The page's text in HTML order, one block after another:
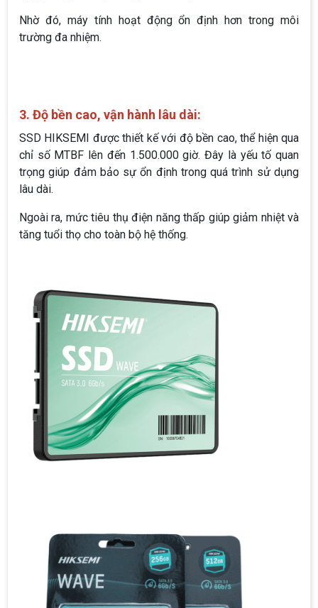
Nhờ đó, máy tính hoạt động ổn định hơn trong môi
trường đa nhiệm.
3. Độ bền cao, vận hành lâu dài:
SSD HIKSEMI được thiết kế với độ bền cao, thể hiện qua
chỉ số MTBF lên đến 1.500.000 giờ. Đây là yếu tố quan
trọng giúp đảm bảo sự ổn định trong quá trình sử dụng
lâu dài.
Ngoài ra, mức tiêu thụ điện năng thấp giúp giảm nhiệt và
tăng tuổi thọ cho toàn bộ hệ thống.